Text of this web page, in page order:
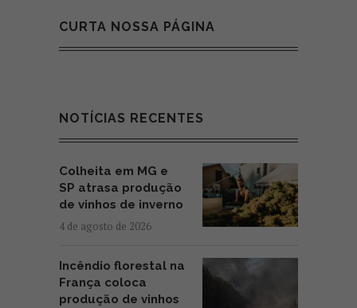
CURTA NOSSA PÁGINA
NOTÍCIAS RECENTES
Colheita em MG e
SP atrasa produção
de vinhos de inverno
4 de agosto de 2026
Incêndio florestal na
França coloca
produção de vinhos